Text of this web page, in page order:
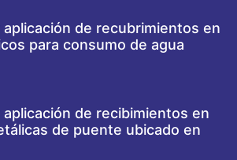
de recubrimientos en
para consumo de agua
de recibimientos en
de puente ubicado en